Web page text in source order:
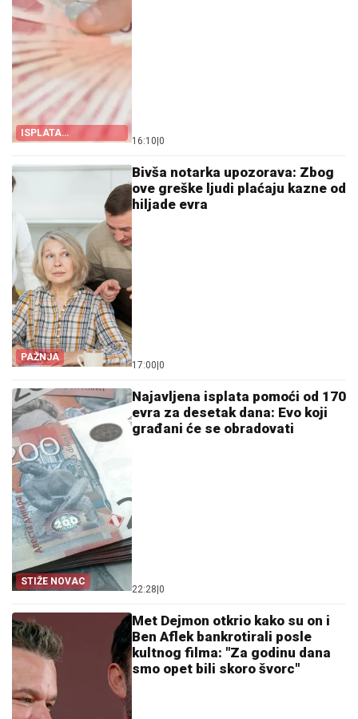
ISPLATA
JEDNOKRATNE
16:10 0
PAŽNJA
Bivša notarka upozorava: Zbog
ove greške ljudi plaćaju kazne od
hiljade evra
17:00 0
STIŽE NOVAC
Najavljena isplata pomoći od 170
evra za desetak dana: Evo koji
građani će se obradovati
22:28 0
Met Dejmon otkrio kako su on i
Ben Aflek bankrotirali posle
kultnog filma: "Za godinu dana
smo opet bili skoro švorc"